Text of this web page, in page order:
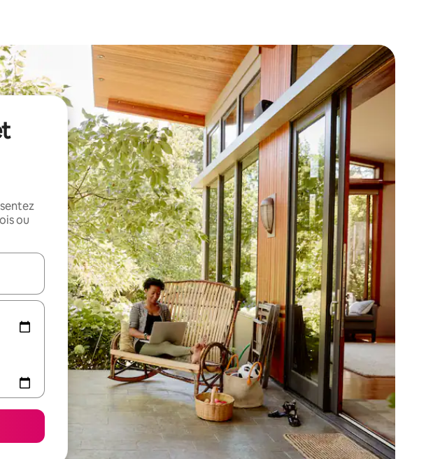
ou
vers le haut et vers le bas pour les parcourir ou en appuyant et en faisant glisser.